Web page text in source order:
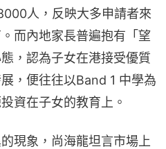
人，反映大多申請者來
而內地家長普遍抱有「望
，認為子女在港接受優質
，便往往以Band 1 中學為
資在子女的教育上。
現象，尚海龍坦言市場上